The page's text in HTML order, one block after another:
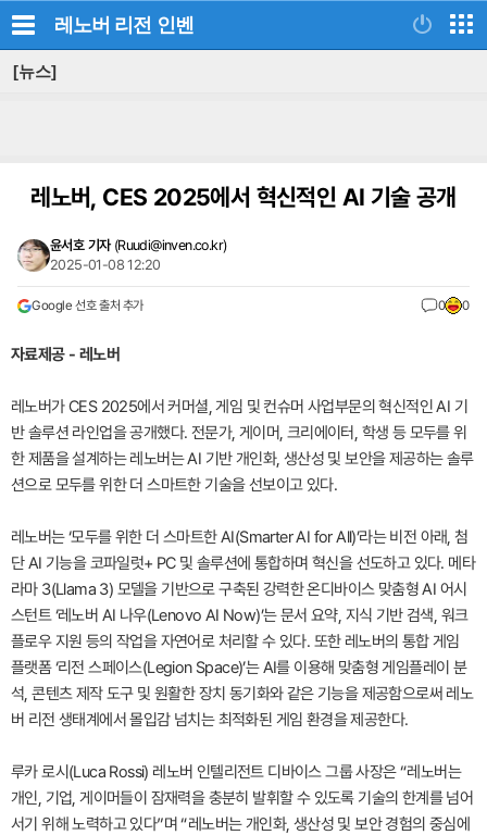
레노버 리전 인벤
[뉴스]
레노버, CES 2025에서 혁신적인 AI 기술 공개
윤서호 기자 (Ruudi@inven.co.kr)
2025-01-08 12:20
Google 선호 출처 추가 0 0
자료제공 - 레노버
레노버가 CES 2025에서 커머셜, 게임 및 컨슈머 사업부문의 혁신적인 AI 기
반 솔루션 라인업을 공개했다. 전문가, 게이머, 크리에이터, 학생 등 모두를 위
한 제품을 설계하는 레노버는 AI 기반 개인화, 생산성 및 보안을 제공하는 솔루
션으로 모두를 위한 더 스마트한 기술을 선보이고 있다.
레노버는 ‘모두를 위한 더 스마트한 AI(Smarter AI for All)’라는 비전 아래, 첨
단 AI 기능을 코파일럿+ PC 및 솔루션에 통합하며 혁신을 선도하고 있다. 메타
라마 3(Llama 3) 모델을 기반으로 구축된 강력한 온디바이스 맞춤형 AI 어시
스턴트 ‘레노버 AI 나우(Lenovo AI Now)’는 문서 요약, 지식 기반 검색, 워크
플로우 지원 등의 작업을 자연어로 처리할 수 있다. 또한 레노버의 통합 게임
플랫폼 ‘리전 스페이스(Legion Space)’는 AI를 이용해 맞춤형 게임플레이 분
석, 콘텐츠 제작 도구 및 원활한 장치 동기화와 같은 기능을 제공함으로써 레노
버 리전 생태계에서 몰입감 넘치는 최적화된 게임 환경을 제공한다.
루카 로시(Luca Rossi) 레노버 인텔리전트 디바이스 그룹 사장은 “레노버는
개인, 기업, 게이머들이 잠재력을 충분히 발휘할 수 있도록 기술의 한계를 넘어
서기 위해 노력하고 있다”며 “레노버는 개인화, 생산성 및 보안 경험의 중심에